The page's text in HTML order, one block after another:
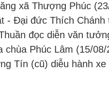
xã Thượng Phúc
- Đại đức Thích Chánh
đọc diễn văn
chùa Phúc Lâm (15/08/
Tín (cũ) diễu hành